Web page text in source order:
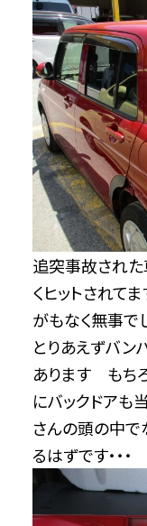
追突事故さ
くヒットされ
がもなく無事
とりあえずバン
あります もち
にバックドア
さんの頭の中
るはずです・・・